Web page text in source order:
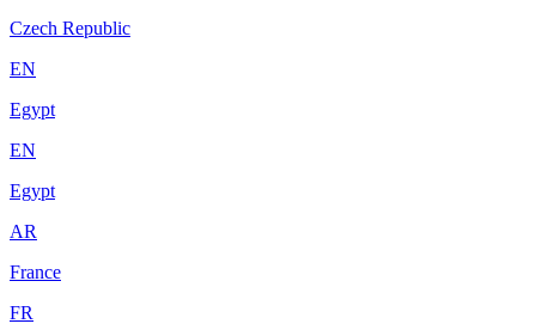
Czech Republic
EN
Egypt
EN
Egypt
AR
France
FR